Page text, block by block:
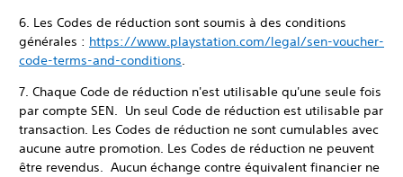
6. Les Codes de réduction sont soumis à des conditions
générales : https://www.playstation.com/legal/sen-voucher-
code-terms-and-conditions.
7. Chaque Code de réduction n'est utilisable qu'une seule fois
par compte SEN. Un seul Code de réduction est utilisable par
transaction. Les Codes de réduction ne sont cumulables avec
aucune autre promotion. Les Codes de réduction ne peuvent
être revendus. Aucun échange contre équivalent financier ne